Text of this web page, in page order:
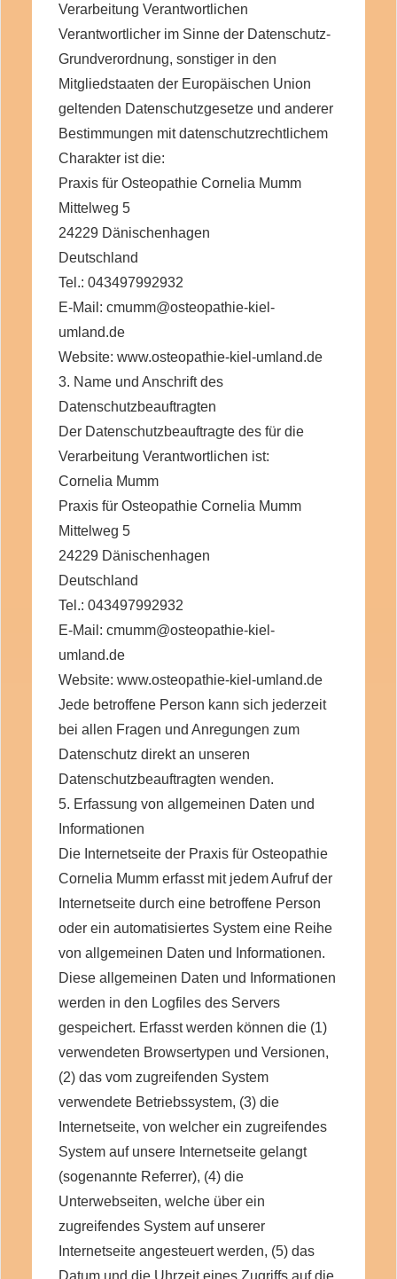
Verarbeitung Verantwortlichen
Verantwortlicher im Sinne der Datenschutz-
Grundverordnung, sonstiger in den
Mitgliedstaaten der Europäischen Union
geltenden Datenschutzgesetze und anderer
Bestimmungen mit datenschutzrechtlichem
Charakter ist die:
Praxis für Osteopathie Cornelia Mumm
Mittelweg 5
24229 Dänischenhagen
Deutschland
Tel.: 043497992932
E-Mail: cmumm@osteopathie-kiel-
umland.de
Website: www.osteopathie-kiel-umland.de
3. Name und Anschrift des
Datenschutzbeauftragten
Der Datenschutzbeauftragte des für die
Verarbeitung Verantwortlichen ist:
Cornelia Mumm
Praxis für Osteopathie Cornelia Mumm
Mittelweg 5
24229 Dänischenhagen
Deutschland
Tel.: 043497992932
E-Mail: cmumm@osteopathie-kiel-
umland.de
Website: www.osteopathie-kiel-umland.de
Jede betroffene Person kann sich jederzeit
bei allen Fragen und Anregungen zum
Datenschutz direkt an unseren
Datenschutzbeauftragten wenden.
5. Erfassung von allgemeinen Daten und
Informationen
Die Internetseite der Praxis für Osteopathie
Cornelia Mumm erfasst mit jedem Aufruf der
Internetseite durch eine betroffene Person
oder ein automatisiertes System eine Reihe
von allgemeinen Daten und Informationen.
Diese allgemeinen Daten und Informationen
werden in den Logfiles des Servers
gespeichert. Erfasst werden können die (1)
verwendeten Browsertypen und Versionen,
(2) das vom zugreifenden System
verwendete Betriebssystem, (3) die
Internetseite, von welcher ein zugreifendes
System auf unsere Internetseite gelangt
(sogenannte Referrer), (4) die
Unterwebseiten, welche über ein
zugreifendes System auf unserer
Internetseite angesteuert werden, (5) das
Datum und die Uhrzeit eines Zugriffs auf die